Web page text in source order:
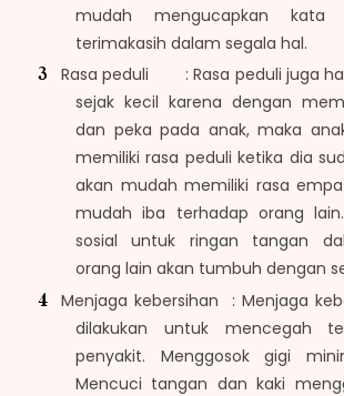
mudah mengucapkan
terimakasih dalam segala hal.
Rasa peduli : Rasa peduli juga
sejak kecil karena dengan
dan peka pada anak, maka
memiliki rasa peduli ketika dia
akan mudah memiliki rasa
mudah iba terhadap orang
sosial untuk ringan tangan
orang lain akan tumbuh dengan
Menjaga kebersihan : Menjaga
dilakukan untuk mencegah
penyakit. Menggosok gigi
Mencuci tangan dan kaki